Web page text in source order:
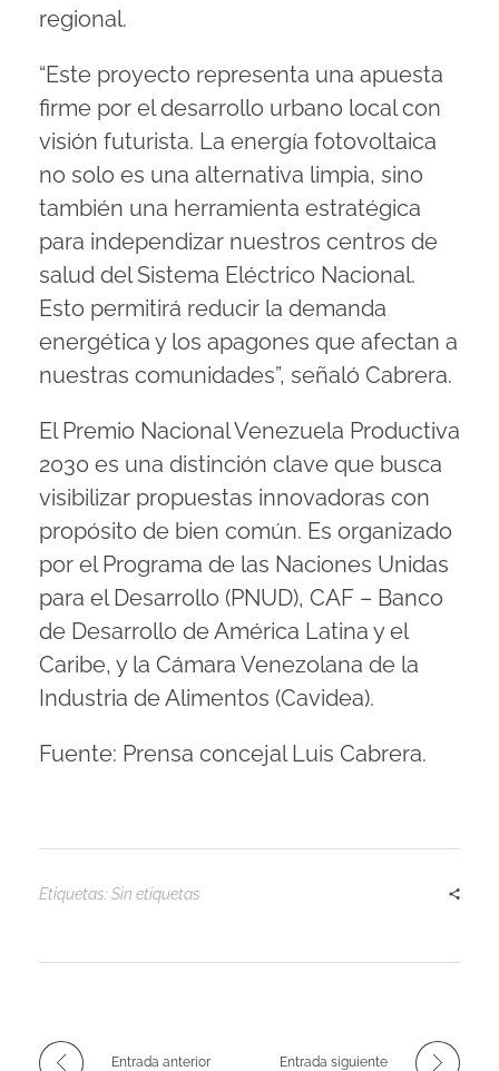
regional.
“Este proyecto representa una apuesta
firme por el desarrollo urbano local con
visión futurista. La energía fotovoltaica
no solo es una alternativa limpia, sino
también una herramienta estratégica
para independizar nuestros centros de
salud del Sistema Eléctrico Nacional.
Esto permitirá reducir la demanda
energética y los apagones que afectan a
nuestras comunidades”, señaló Cabrera.
El Premio Nacional Venezuela Productiva
2030 es una distinción clave que busca
visibilizar propuestas innovadoras con
propósito de bien común. Es organizado
por el Programa de las Naciones Unidas
para el Desarrollo (PNUD), CAF – Banco
de Desarrollo de América Latina y el
Caribe, y la Cámara Venezolana de la
Industria de Alimentos (Cavidea).
Fuente: Prensa concejal Luis Cabrera.
Etiquetas: Sin etiquetas
Entrada anterior Entrada siguiente